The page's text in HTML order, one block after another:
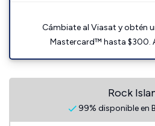
Cámbiate al Viasat y obtén
Mastercard™ hasta $300.
Rock
99% disponible en